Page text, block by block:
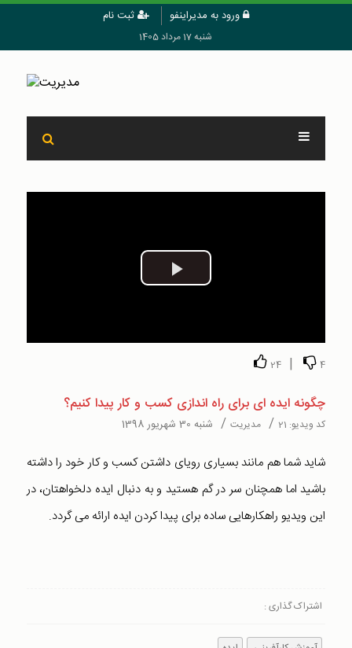
ورود به مدیراینفو ثبت نام
شنبه 17 مرداد 1405
Play
4
|
24
چگونه ایده ای برای راه اندازی کسب و کار پیدا کنیم؟
کد ویدیو: 21
/ مدیریت/ شنبه 30 شهریور 1398
شاید شما هم مانند بسیاری رویای داشتن کسب و کار خود را داشته
باشید اما همچنان سر در گم هستید و به دنبال ایده دلخواهتان، در
این ویدیو راهکارهایی ساده برای پیدا کردن ایده ارائه می گردد.
اشتراک گذاری :